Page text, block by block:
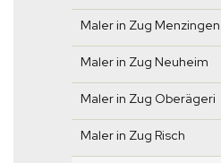
Maler in Zug Menzingen
Maler in Zug Neuheim
Maler in Zug Oberägeri
Maler in Zug Risch